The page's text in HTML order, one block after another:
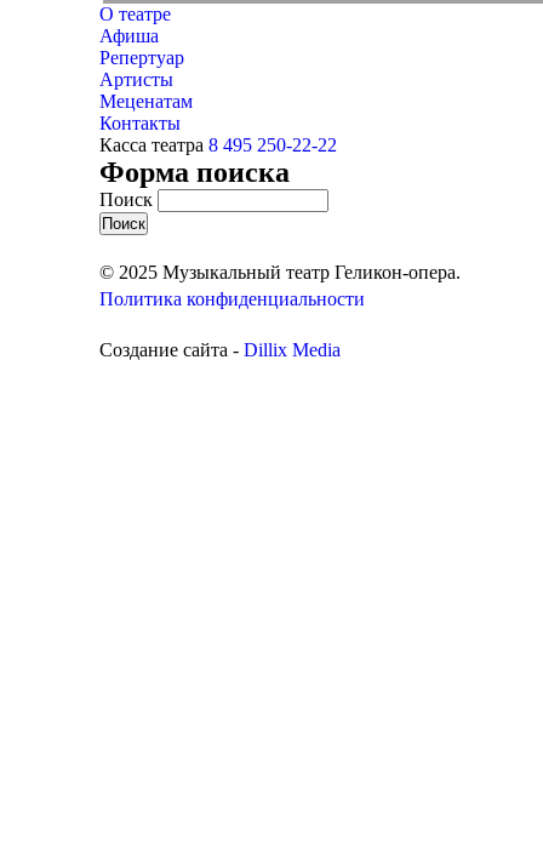
О театре
Афиша
Репертуар
Артисты
Меценатам
Контакты
Касса театра 8 495 250-22-22
Форма поиска
Поиск
© 2025 Музыкальный театр Геликон-опера.
Политика конфиденциальности
Создание сайта - Dillix Media